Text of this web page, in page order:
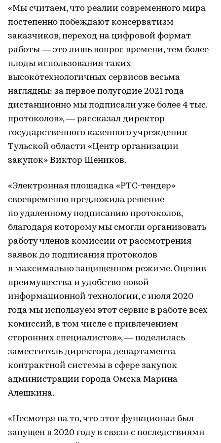
«Мы считаем, что реалии современного мира
постепенно побеждают консерватизм
заказчиков, переход на цифровой формат
работы — это лишь вопрос времени, тем более
плоды использования таких
высокотехнологичных сервисов весьма
наглядны: за первое полугодие 2021 года
дистанционно мы подписали уже более 4 тыс.
протоколов», — рассказал директор
государственного казенного учреждения
Тульской области «Центр организации
закупок» Виктор Щеников.
«Электронная площадка «РТС-тендер»
своевременно предложила решение
по удаленному подписанию протоколов,
благодаря которому мы смогли организовать
работу членов комиссии от рассмотрения
заявок до подписания протоколов
в максимально защищенном режиме. Оценив
преимущества и удобство новой
информационной технологии, с июля 2020
года мы используем этот сервис в работе всех
комиссий, в том числе с привлечением
сторонних специалистов», — поделилась
заместитель директора департамента
контрактной системы в сфере закупок
администрации города Омска Марина
Алешкина.
«Несмотря на то, что этот функционал был
запущен в 2020 году в связи с последствиями